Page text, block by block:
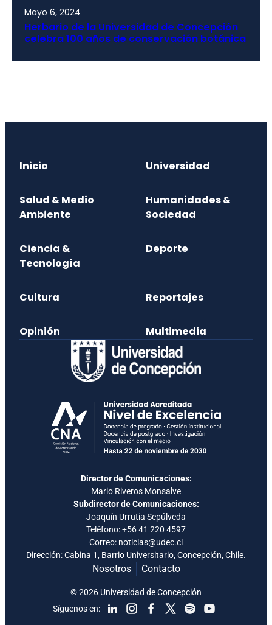
Mayo 6, 2024
Herbario de la Universidad de Concepción
celebra 100 años de conservación botánica
Inicio Universidad
Salud & Medio
Ambiente
Humanidades &
Sociedad
Ciencia &
Tecnología
Deporte
Cultura Reportajes
Opinión Multimedia
Director de Comunicaciones:
Mario Riveros Monsalve
Subdirector de Comunicaciones:
Joaquín Urrutia Sepúlveda
Teléfono:+56 41 220 4597
Correo: noticias@udec.cl
Dirección: Cabina 1, Barrio Universitario, Concepción, Chile.
Nosotros Contacto
Síguenos en:
© 2026 Universidad de Concepción